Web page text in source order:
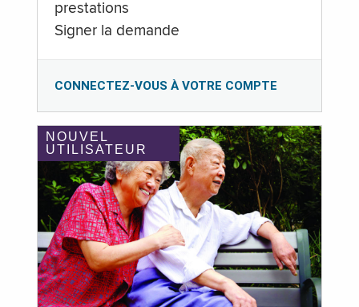
prestations
Signer la demande
CONNECTEZ-VOUS À VOTRE COMPTE
NOUVEL
UTILISATEUR